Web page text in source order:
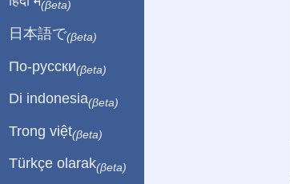
(βeta)
日本語で(βeta)
По-русски(βeta)
Di indonesia(βeta)
Trong việt(βeta)
Türkçe olarak(βeta)